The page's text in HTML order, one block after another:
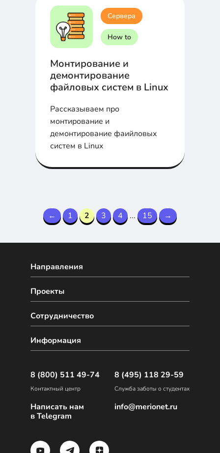
Сервера
How to
Монтирование и
демонтирование
файловых систем в Linux
Рассказываем про
монтирование и
демонтирование фаийловых
систем в Linux
← 1 2 3 4 ... 15 →
Направления
Сотрудничество
Проекты
Информация
8 (800) 511 49-74
Контактный центр
Написать нам
в Telegram
8 (495) 118 29-59
Служба заботы о студентах
info@merionet.ru